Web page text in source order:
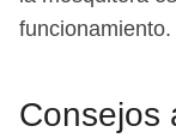
funcionamiento.
Consejos